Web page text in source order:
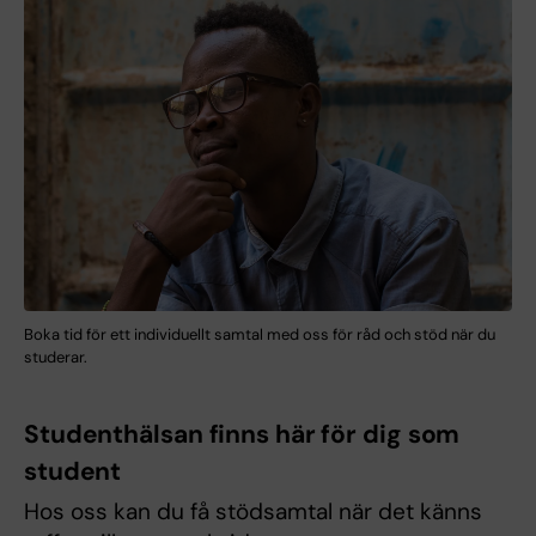
Boka tid för ett individuellt samtal med oss för råd och stöd när du
studerar.
Studenthälsan finns här för dig som
student
Hos oss kan du få stödsamtal när det känns